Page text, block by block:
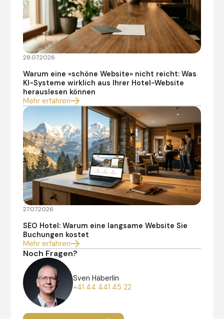
28.07.2026
Warum eine «schöne Website» nicht reicht: Was
KI-Systeme wirklich aus Ihrer Hotel-Website
herauslesen können
Mehr erfahren
27.07.2026
SEO Hotel: Warum eine langsame Website Sie
Buchungen kostet
Mehr erfahren
Noch Fragen?
Sven Häberlin
+41 44 441 45 22